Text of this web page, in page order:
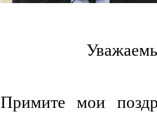
Примите мои